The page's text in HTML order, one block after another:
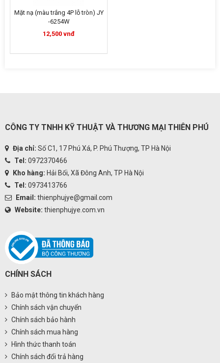
Mặt nạ (màu trắng 4P lỗ tròn) JY
-6254W
12,500 vnđ
CÔNG TY TNHH KỸ THUẬT VÀ THƯƠNG MẠI THIÊN PHÚ
Địa chỉ: Số C1, 17 Phú Xá, P. Phú Thượng, TP Hà Nội
Tel: 0972370466
Kho hàng: Hải Bối, Xã Đông Anh, TP Hà Nội
Tel: 0973413766
Email: thienphujye@gmail.com
Website: thienphujye.com.vn
CHÍNH SÁCH
Bảo mật thông tin khách hàng
Chính sách vận chuyển
Chính sách bảo hành
Chính sách mua hàng
Hình thức thanh toán
Chính sách đổi trả hàng